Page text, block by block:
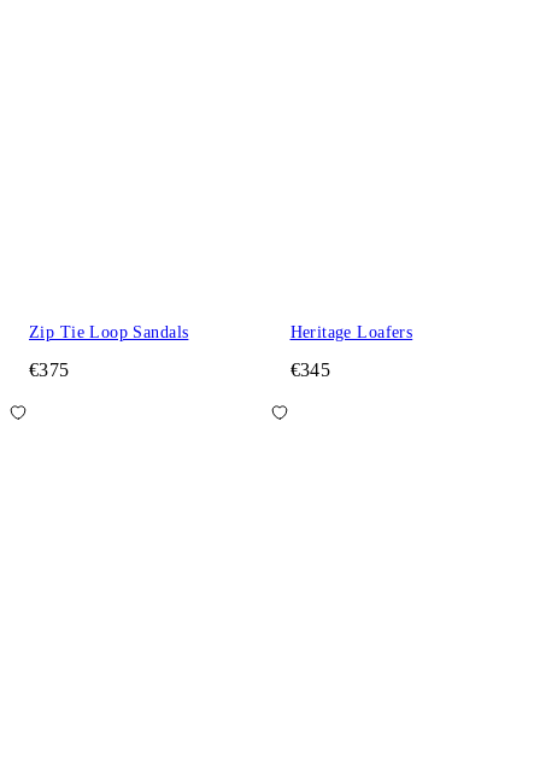
Zip Tie Loop Sandals
€375
Heritage Loafers
€345